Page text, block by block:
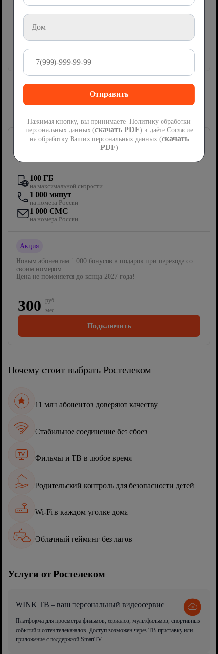
1200мес
Подключить
Сим-карта Ростелеком с мобильной
Первый мобильный
100 ГБ
на максимальной скорости
1 000 минут
на номера России
1 000 СМС
на номера России
Акция
Новым абонентам 1 000 бонусов в подарок при переходе со
своим номером.
Цена не поменяется до конца 2027 года!
300
руб
мес
Подключить
Почему стоит выбрать Ростелеком
11 млн абонентов доверяют качеству
Стабильное соединение без сбоев
Фильмы и ТВ в любое время
Родительский контроль для безопасности детей
Wi-Fi в каждом уголке дома
Облачный гейминг без лагов
Услуги от Ростелеком
WINK ТВ – ваш персональный видеосервис
Платформа для просмотра фильмов, сериалов, мультфильмов, спортивных
событий и сотен телеканалов. Доступ возможен через ТВ-приставку или
приложение с поддержкой SmartTV.
Нажимая кнопку, вы принимаете Политику обработки
персональных данных (скачать PDF) и даёте Согласие
на обработку Ваших персональных данных (скачать
PDF)